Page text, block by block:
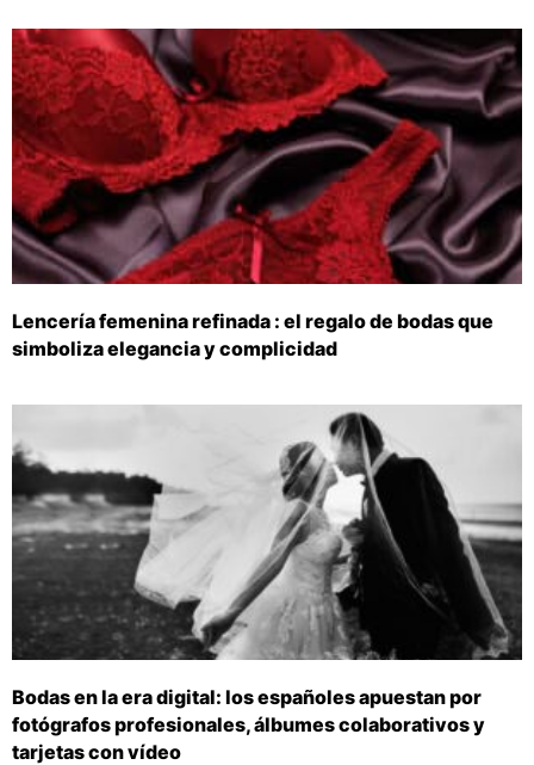
Lencería femenina refinada : el regalo de bodas que
simboliza elegancia y complicidad
Bodas en la era digital: los españoles apuestan por
fotógrafos profesionales, álbumes colaborativos y
tarjetas con vídeo